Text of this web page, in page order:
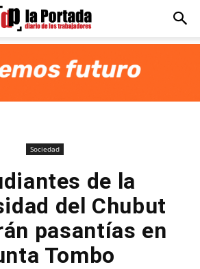
Sociedad
de la
del Chubut
pasantías en
Tombo